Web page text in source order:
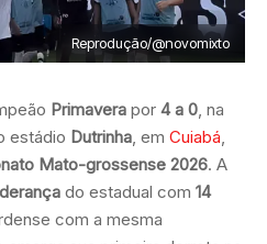
Reprodução/@novomixto
Primavera por 4 a 0 , na
estádio Dutrinha , em Cuiabá
Mato-grossense 2026. A
do estadual com 14
com a mesma